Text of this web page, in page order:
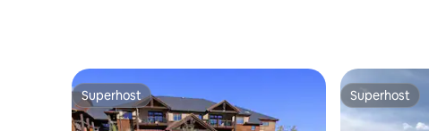
Superhost
Superhost Superhost
Superhost